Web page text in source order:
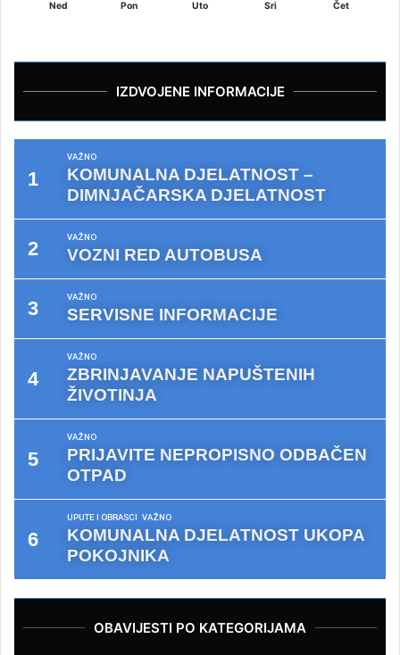
Ned Pon Uto Sri Čet
IZDVOJENE INFORMACIJE
VAŽNO
KOMUNALNA DJELATNOST –
DIMNJAČARSKA DJELATNOST
VAŽNO
VOZNI RED AUTOBUSA
VAŽNO
SERVISNE INFORMACIJE
VAŽNO
ZBRINJAVANJE NAPUŠTENIH
ŽIVOTINJA
VAŽNO
PRIJAVITE NEPROPISNO ODBAČEN
OTPAD
UPUTE I OBRASCI VAŽNO
KOMUNALNA DJELATNOST UKOPA
POKOJNIKA
OBAVIJESTI PO KATEGORIJAMA